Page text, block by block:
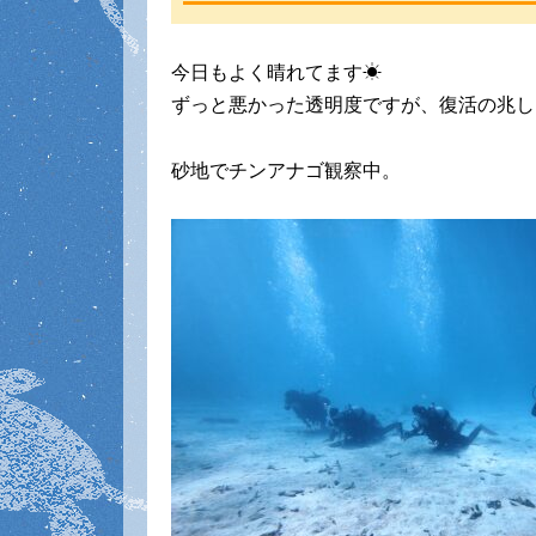
今日もよく晴れてます☀
ずっと悪かった透明度ですが、復活の兆
砂地でチンアナゴ観察中。